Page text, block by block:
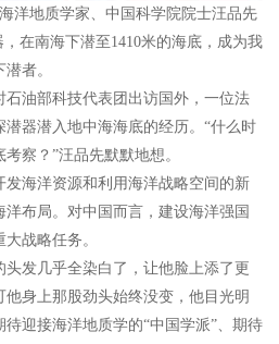
地质学家、中国科学院院士汪品先
在南海下潜至1410米的海底，成为我
者。
油部科技代表团出访国外，一位法
潜器潜入地中海海底的经历。“什么时
察？”汪品先默默地想。
海洋资源和利用海洋战略空间的新
布局。对中国而言，建设海洋强国
战略任务。
发几乎全染白了，让他脸上添了更
身上那股劲头始终没变，他目光明
迎接海洋地质学的“中国学派”、期待